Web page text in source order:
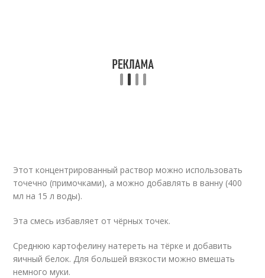
Этот концентрированный раствор можно использовать
точечно (примочками), а можно добавлять в ванну (400
мл на 15 л воды).
Эта смесь избавляет от чёрных точек.
Среднюю картофелину натереть на тёрке и добавить
яичный белок. Для большей вязкости можно вмешать
немного муки.